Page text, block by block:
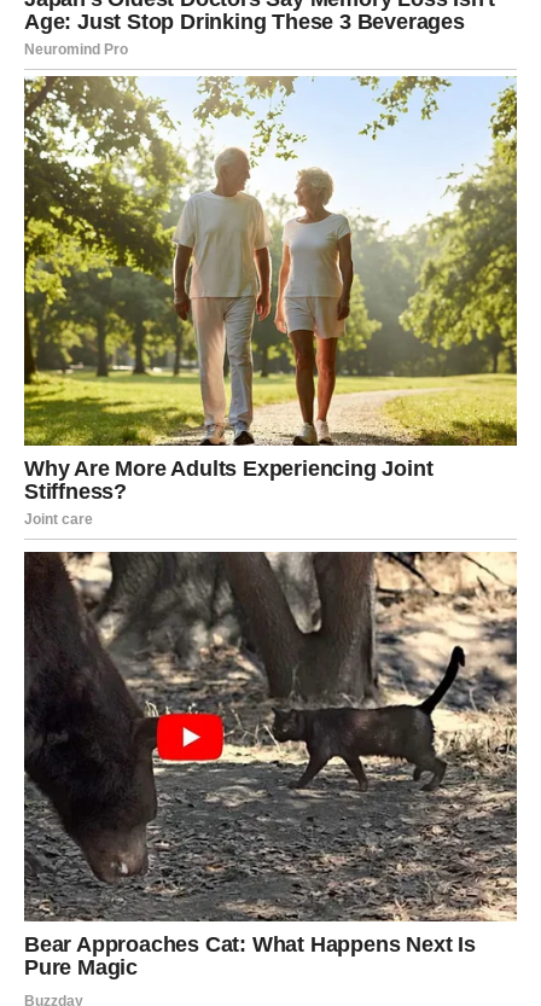
poželite.
Strahovi, nesigurnosti i negativne misli polako nestaju, a
vi počinjete vjerovati sebi više nego ikada prije.
Jedna osoba mogla bi vam
uljepšati dane
Veoma je moguće da će tokom naredne sedmice jedna
osoba imati poseban uticaj na vaše raspoloženje i sreću.
To može biti neko ko vam već dugo nedostaje ili osoba
koja tek ulazi u vaš život. Ovaj odnos mogao bi vam
donijeti mnogo emocija, podrške i lijepih trenutaka.
Zvijezde vam poručuju da otvorite srce i dozvolite sebi da
ponovo budete srećni.
Sudbina vam konačno vraća
osmijeh
Mnogi Lavovi će tokom naredne sedmice ostati
iznenađeni koliko brzo bi se stvari mogle promijeniti
nabolje.
Ono što vam dolazi moglo bi vam vratiti vjeru u sreću i
pokazati da ništa kroz šta ste prolazili nije bilo uzalud.
Sudbina vam sada donosi dane tokom kojih ćete se
osjećati spokojno, zadovoljno i ispunjeno.